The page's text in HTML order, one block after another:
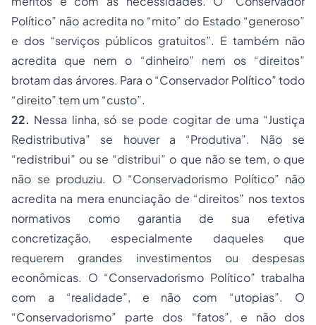
Político” não acredita no “mito” do Estado “generoso”
e dos “serviços públicos gratuitos”. E também não
acredita que nem o “dinheiro” nem os “direitos”
brotam das árvores. Para o “Conservador Político” todo
“direito” tem um “custo”.
22. Nessa linha, só se pode cogitar de uma “Justiça
Redistributiva” se houver a “Produtiva”. Não se
“redistribui” ou se “distribui” o que não se tem, o que
não se produziu. O “Conservadorismo Político” não
acredita na mera enunciação de “direitos” nos textos
normativos como garantia de sua efetiva
concretização, especialmente daqueles que
requerem grandes investimentos ou despesas
econômicas. O “Conservadorismo Político” trabalha
com a “realidade”, e não com “utopias”. O
“Conservadorismo” parte dos “fatos”, e não dos